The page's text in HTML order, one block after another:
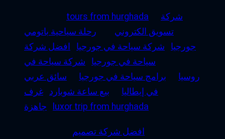
tours from hurghada
شركة
تسويق الكتروني
رحلة سياحية باتومي
جورجيا
شركة سياحة في جورجيا
افضل شركة
سياحة في جورجيا
شركة سياحة في
روسيا
برامج سياحة في جورجيا
سائق عربي
في إيطاليا
بيع ساعة شوبارد
غرف
جاهزة
luxor trip from hurghada
افضل شركة تصميم